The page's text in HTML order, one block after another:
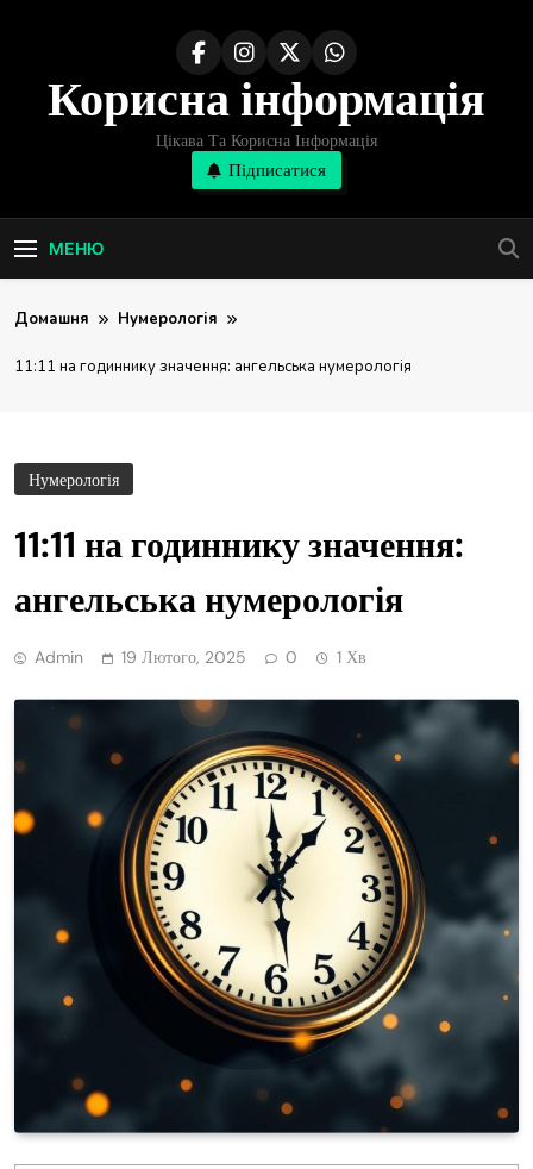
вмістуКорисна інформація
Цікава Та Корисна Інформація
Підписатися
МЕНЮ
Домашня Нумерологія
11:11 на годиннику значення: ангельська нумерологія
Нумерологія
11:11 на годиннику значення:
ангельська нумерологія
Admin 19 Лютого, 2025 0 1 Хв